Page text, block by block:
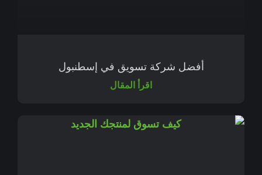
أفضل شركة تسويق في إسطنبول
اقرأ المقال